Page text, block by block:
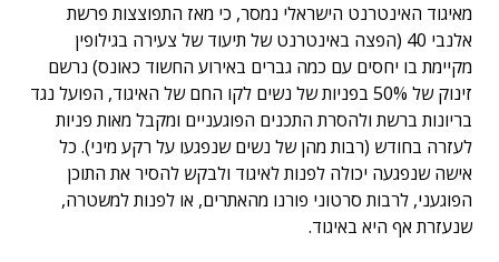
מאיגוד האינטרנט הישראלי נמסר, כי מאז התפוצצות פרשת
אלנבי 40 (הפצה באינטרנט של תיעוד של צעירה בגילופין
מקיימת בו יחסים עם כמה גברים באירוע החשוד כאונס) נרשם
זינוק של 50% בפניות של נשים לקו החם של האיגוד, הפועל נגד
בריונות ברשת ולהסרת התכנים הפוגעניים ומקבל מאות פניות
לעזרה בחודש (רבות מהן של נשים שנפגעו על רקע מיני). כל
אישה שנפגעה יכולה לפנות לאיגוד ולבקש להסיר את התוכן
הפוגעני, לרבות סרטוני פורנו מהאתרים, או לפנות למשטרה,
שנעזרת אף היא באיגוד.